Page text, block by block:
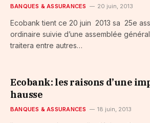
BANQUES & ASSURANCES 20 juin, 2013
Ecobank tient ce 20 juin 2013 sa 25e
ordinaire suivie d’une assemblée
traitera entre autres…
Ecobank: les raisons d’une
hausse
BANQUES & ASSURANCES 18 juin, 2013